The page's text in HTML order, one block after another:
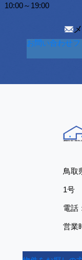
10:00～19:00
お問い合わせフ
鳥取
1号
電話
営業